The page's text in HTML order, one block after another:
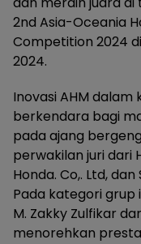
2nd Asia-Oceania
Competition 2024
2024.
Inovasi AHM
berkendara bagi
pada ajang
perwakilan juri dari
Honda. Co,. Ltd,
Pada kategori grup
M. Zakky Zulfikar
menorehkan